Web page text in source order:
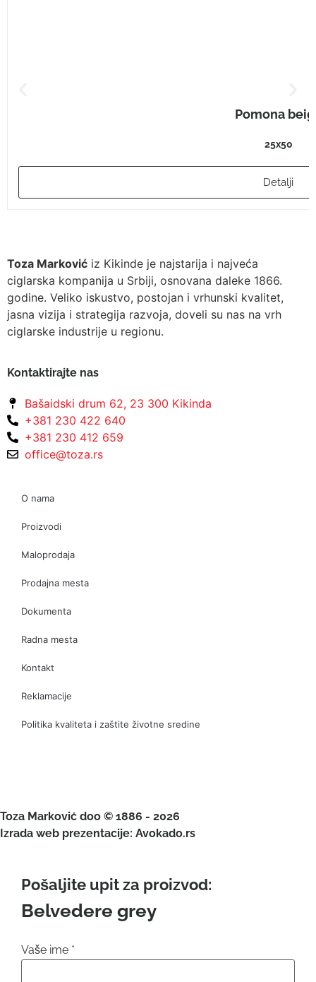
Pomona
25x50
Detalji
Toza Marković iz Kikinde je najstarija i najveća
ciglarska kompanija u Srbiji, osnovana daleke 1866.
godine. Veliko iskustvo, postojan i vrhunski kvalitet,
jasna vizija i strategija razvoja, doveli su nas na vrh
ciglarske industrije u regionu.
Kontaktirajte nas
Bašaidski drum 62, 23 300 Kikinda
+381 230 422 640
+381 230 412 659
office@toza.rs
O nama
Proizvodi
Maloprodaja
Prodajna mesta
Dokumenta
Radna mesta
Kontakt
Reklamacije
Politika kvaliteta i zaštite životne sredine
Toza Marković doo © 1886 - 2026
Izrada web prezentacije: Avokado.rs
Pošaljite upit za proizvod:
Belvedere grey
Vaše ime *